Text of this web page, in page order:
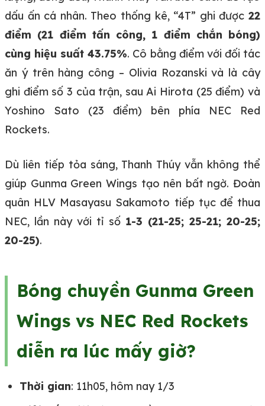
dấu ấn cá nhân. Theo thống kê, “4T” ghi được 22
điểm (21 điểm tấn công, 1 điểm chắn bóng)
cùng hiệu suất 43.75%. Cô bằng điểm với đối tác
ăn ý trên hàng công – Olivia Rozanski và là cây
ghi điểm số 3 của trận, sau Ai Hirota (25 điểm) và
Yoshino Sato (23 điểm) bên phía NEC Red
Rockets.
Dù liên tiếp tỏa sáng, Thanh Thúy vẫn không thể
giúp Gunma Green Wings tạo nên bất ngờ. Đoàn
quân HLV Masayasu Sakamoto tiếp tục để thua
NEC, lần này với tỉ số 1-3 (21-25; 25-21; 20-25;
20-25).
Bóng chuyền Gunma Green
Wings vs NEC Red Rockets
diễn ra lúc mấy giờ?
Thời gian: 11h05, hôm nay 1/3